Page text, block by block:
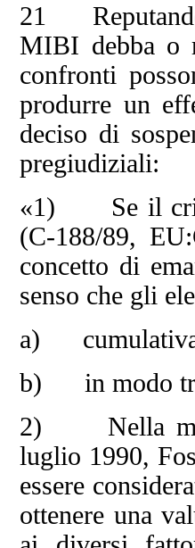
21 Reputando
MIBI debba o
confronti
produrre un
deciso di
pregiudiziali:
«1) Se il
(C‑188/89,
concetto di
senso che gli
a)
b) in modo
2) Nella
luglio 1990,
essere
ottenere una